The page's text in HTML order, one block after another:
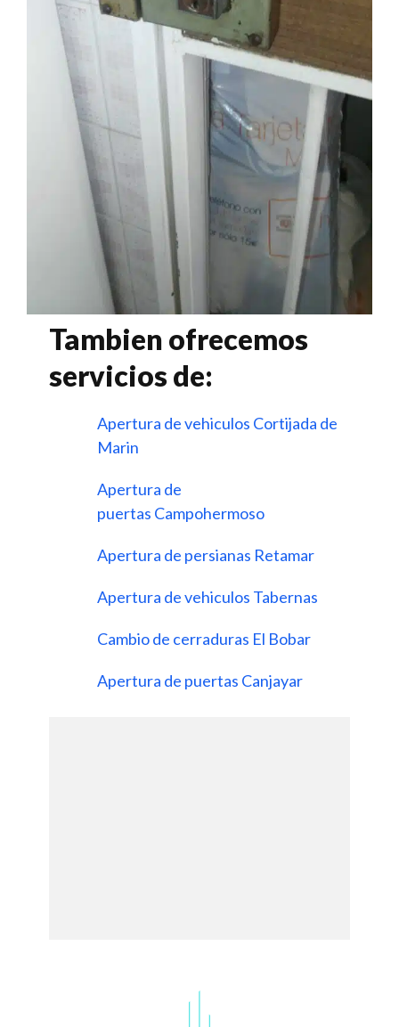
Tambien ofrecemos
servicios de:
Apertura de vehiculos Cortijada de
Marin
Apertura de
puertas Campohermoso
Apertura de persianas Retamar
Apertura de vehiculos Tabernas
Cambio de cerraduras El Bobar
Apertura de puertas Canjayar